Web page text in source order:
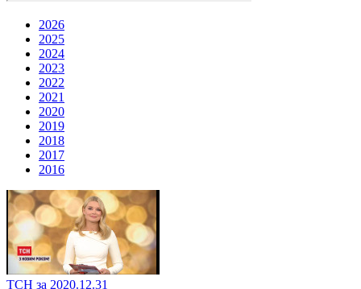
2026
2025
2024
2023
2022
2021
2020
2019
2018
2017
2016
ТСН за 2020.12.31